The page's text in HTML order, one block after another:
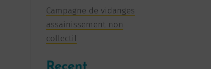
Campagne de vidanges
assainissement non
collectif